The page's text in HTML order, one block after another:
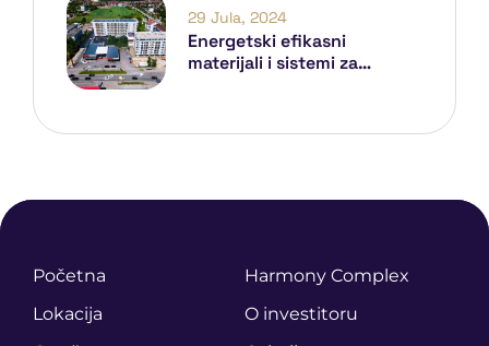
Energetski efikasni
materijali i sistemi za
29 Jula, 2024
Početna
Harmony Complex
Lokacija
O investitoru